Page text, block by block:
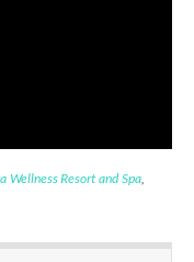
Wellness Resort and Spa